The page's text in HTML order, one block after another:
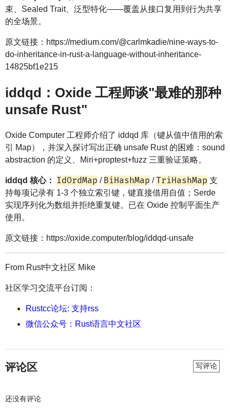
束、Sealed Trait、泛型特化——覆盖从接口复用到行为共享
的全场景。
原文链接：https://medium.com/@carlmkadie/nine-ways-to-
do-inheritance-in-rust-a-language-without-inheritance-
14825bf1e215
iddqd：Oxide 工程师谈"最难的那种
unsafe Rust"
Oxide Computer 工程师介绍了 iddqd 库（键从值中借用的索
引 Map），并深入探讨写出正确 unsafe Rust 的困难：sound
abstraction 的定义、Miri+proptest+fuzz 三重验证策略。
iddqd 核心： IdOrdMap / BiHashMap /TriHashMap 支
持每项记录有 1-3 个独立索引键，键直接借用自值；Serde
实现序列化为数组并拒绝重复键。已在 Oxide 控制平面生产
使用。
原文链接：https://oxide.computer/blog/iddqd-unsafe
From Rust中文社区 Mike
社区学习交流平台订阅：
Rustcc论坛: 支持rss
微信公众号：Rust语言中文社区
评论区 写评论
还没有评论